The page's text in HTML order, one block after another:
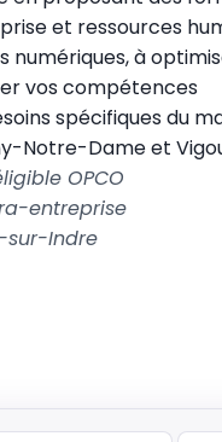
et ressources
numériques, à
vos compétences
spécifiques du
Notre-Dame et
OPCO
entreprise
sur-Indre